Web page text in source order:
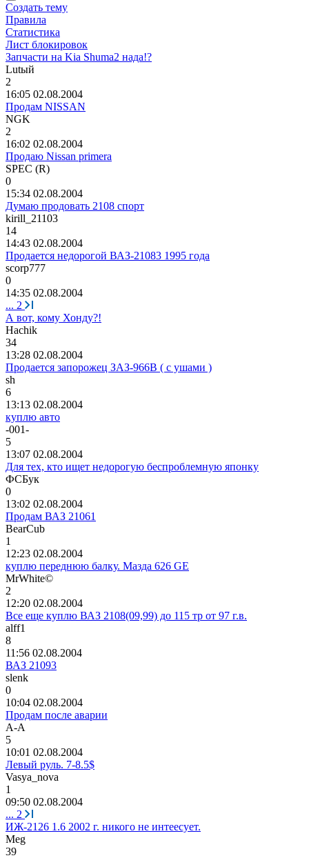
Создать тему
Правила
Статистика
Лист блокировок
Запчасти на Kia Shuma2 нада!?
Lutый
2
16:05 02.08.2004
Продам NISSAN
NGK
2
16:02 02.08.2004
Продаю Nissan primera
SPEC (R)
0
15:34 02.08.2004
Думаю продовать 2108 спорт
kirill_21103
14
14:43 02.08.2004
Продается недорогой ВАЗ-21083 1995 года
scorp777
0
14:35 02.08.2004
... 2
А вот, кому Хонду?!
Hachik
34
13:28 02.08.2004
Продается запорожец ЗАЗ-966В ( с ушами )
sh
6
13:13 02.08.2004
куплю авто
-001-
5
13:07 02.08.2004
Для тех, кто ищет недорогую беспроблемную японку
ФСБук
0
13:02 02.08.2004
Продам ВАЗ 21061
BearCub
1
12:23 02.08.2004
куплю переднюю балку. Мазда 626 GE
MrWhite©
2
12:20 02.08.2004
Все еще куплю ВАЗ 2108(09,99) до 115 тр от 97 г.в.
alff1
8
11:56 02.08.2004
ВАЗ 21093
slenk
0
10:04 02.08.2004
Продам после аварии
А-А
5
10:01 02.08.2004
Левый руль. 7-8.5$
Vasya_nova
1
09:50 02.08.2004
... 2
ИЖ-2126 1.6 2002 г. никого не интеесует.
Meg
39